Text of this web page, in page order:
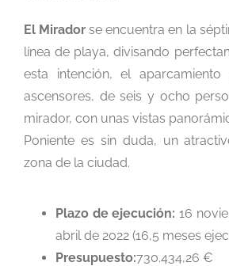
El Mirador se encuentra en la
línea de playa, divisando
esta intención, el
ascensores, de seis y ocho
mirador, con unas vistas
Poniente es sin duda, un
zona de la ciudad.
Plazo de ejecución: 16
abril de 2022 (16,5 meses
Presupuesto:730.434,26 €